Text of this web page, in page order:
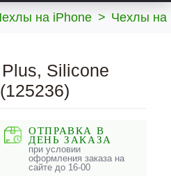
на iPhone > Чехлы на
Silicone
ОТПРАВКА В
ДЕНЬ ЗАКАЗА
при условии
оформления заказа на
сайте до 16-00